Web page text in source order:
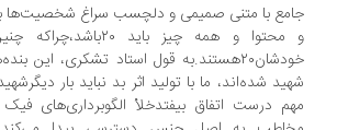
با متنی صمیمی و دلچسب سراغ شخصیت‌ها برویم.
و محتوا و همه چیز باید
خودشان۲۰هستند.به قول استاد تشکری، این بنده‌های
شده‌اند، ما با تولید اثر بد نباید بار دیگرشهیدشان
درست اتفاق بیفتدخلأ الگوبرداری‌های فیک از